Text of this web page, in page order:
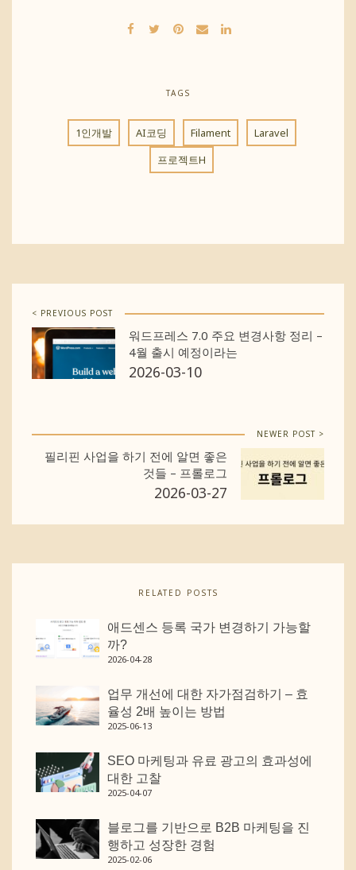
TAGS
1인개발 AI코딩 Filament
Laravel
프로젝트H
< PREVIOUS POST
워드프레스 7.0 주요 변경사항 정리 –
4월 출시 예정이라는
2026-03-10
NEWER POST >
필리핀 사업을 하기 전에 알면 좋은
것들 – 프롤로그
2026-03-27
RELATED POSTS
애드센스 등록 국가 변경하기 가능할
까?
2026-04-28
업무 개선에 대한 자가점검하기 – 효
율성 2배 높이는 방법
2025-06-13
SEO 마케팅과 유료 광고의 효과성에
대한 고찰
2025-04-07
블로그를 기반으로 B2B 마케팅을 진
행하고 성장한 경험
2025-02-06